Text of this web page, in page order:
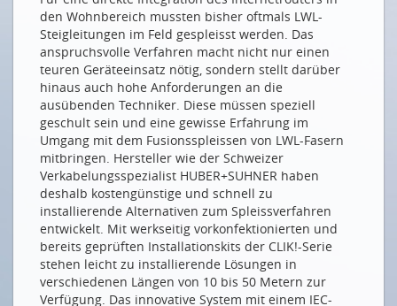
«Die Energiebranche muss sich öffnen»
«Le secteur de l’énergie doit s’ouvrir»
SMART ENERGY PARTY
Woher der Wind weht…
UM WAS ES GEHT
Digitalisierung der Strombranche – weiter als man
meint
Weniger Strom, mehr Effizienz in Serverräumen und
Rechenzentren
WAS SICH TUT
BKW: Gezielte Digitalisierung erhält die
den Wohnbereich mussten bisher oftmals LWL-
Steigleitungen im Feld gespleisst werden. Das
anspruchsvolle Verfahren macht nicht nur einen
teuren Geräteeinsatz nötig, sondern stellt darüber
hinaus auch hohe Anforderungen an die
ausübenden Techniker. Diese müssen speziell
geschult sein und eine gewisse Erfahrung im
Umgang mit dem Fusionsspleissen von LWL-Fasern
mitbringen. Hersteller wie der Schweizer
Verkabelungsspezialist HUBER+SUHNER haben
deshalb kostengünstige und schnell zu
installierende Alternativen zum Spleissverfahren
entwickelt. Mit werkseitig vorkonfektionierten und
bereits geprüften Installationskits der CLIK!-Serie
stehen leicht zu installierende Lösungen in
verschiedenen Längen von 10 bis 50 Metern zur
Verfügung. Das innovative System mit einem IEC-